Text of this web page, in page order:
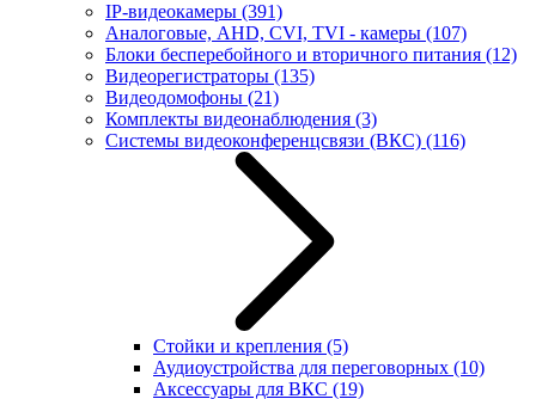
IP-видеокамеры (391)
Аналоговые, AHD, CVI, TVI - камеры (107)
Блоки бесперебойного и вторичного питания (12)
Видеорегистраторы (135)
Видеодомофоны (21)
Комплекты видеонаблюдения (3)
Системы видеоконференцсвязи (ВКС) (116)
Стойки и крепления (5)
Аудиоустройства для переговорных (10)
Аксессуары для ВКС (19)